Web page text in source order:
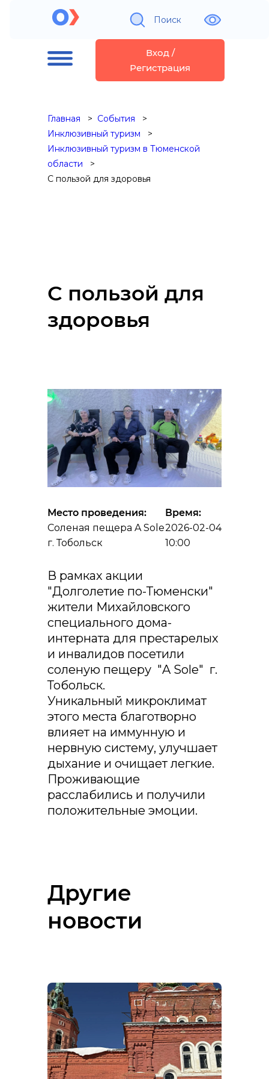
Поиск
Вход /
Регистрация
Главная
События
Инклюзивный туризм
Инклюзивный туризм в Тюменской
области
С пользой для здоровья
С пользой для
здоровья
Место проведения:
Соленая пещера A Sole
г. Тобольск
Время:
2026-02-04
10:00
В рамках акции
"Долголетие по-Тюменски"
жители Михайловского
специального дома-
интерната для престарелых
и инвалидов посетили
соленую пещеру "A Sole" г.
Тобольск.
Уникальный микроклимат
этого места благотворно
влияет на иммунную и
нервную систему, улучшает
дыхание и очищает легкие.
Проживающие
расслабились и получили
положительные эмоции.
Другие
новости